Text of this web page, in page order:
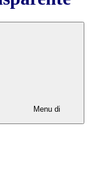
Menu di